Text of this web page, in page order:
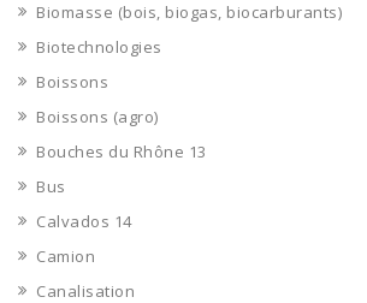
Biomasse (bois, biogas, biocarburants)
Biotechnologies
Boissons
Boissons (agro)
Bouches du Rhône 13
Bus
Calvados 14
Camion
Canalisation